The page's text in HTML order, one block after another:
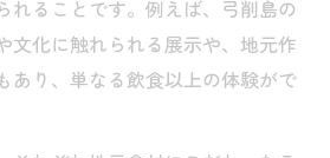
れることです。例えば、弓削島の
文化に触れられる展示や、地元作
あり、単なる飲食以上の体験がで